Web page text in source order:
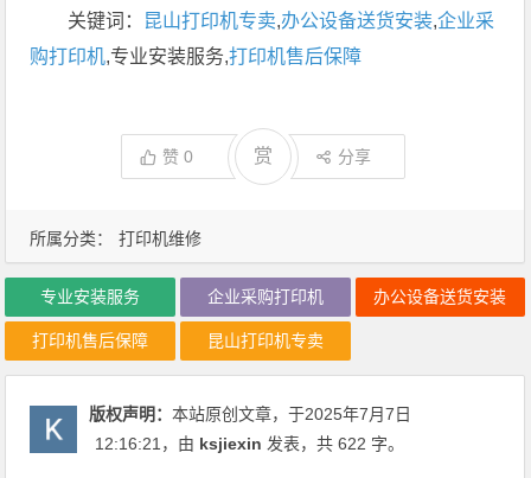
所属分类： 打印机维修
关键词： 昆山打印机专卖,办公设备送货安装,企业采
购打印机,专业安装服务,打印机售后保障
赞0 赏 分享
专业安装服务 企业采购打印机 办公设备送货安装
打印机售后保障 昆山打印机专卖
版权声明：本站原创文章，于2025年7月7日
12:16:21 ，由 ksjiexin 发表，共 622 字。